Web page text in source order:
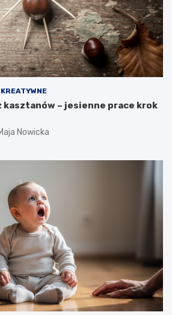
– jesienne prace krok
Nowicka